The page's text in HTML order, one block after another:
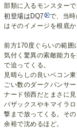
部類に入るモンスターで
初登場はDQ7
で、当
はそのイメージを根底
前方170度ぐらいの範囲
気付く驚異の索敵能力
で迫ってくる。
見晴らしの良いベコン
ごい数のダークパンサ
ナード領西だとまさに
バザックスやキマイラ
撃まで放ってくる。そ
余裕で沈めるほど。